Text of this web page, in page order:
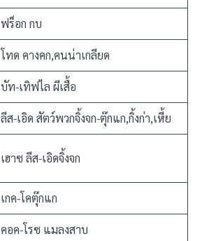
ฟร็อก กบ
โทด คางคก,คนน่าเกลียด
บัท-เทิฟไล ผีเสื้อ
ลีส-เอิด สัตว์พวกจิ้งจก-ตุ๊กแก,กิ้งก่า,เหี้ย
เฮาซ ลีส-เอิดจิ้งจก
เกค-โคตุ๊กแก
คอค-โรซ แมลงสาบ